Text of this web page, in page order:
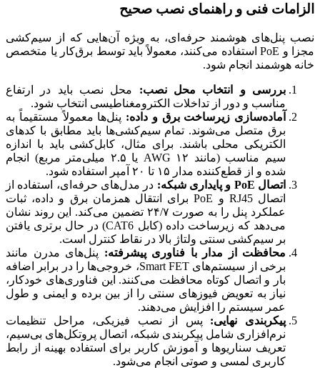
الزامات فنی و راهنمای نصب صحیح
نصب پنل‌های هوشمند حرفه‌ای، به ویژه آن‌هایی که از سیم‌کشی
مجزا و PoE استفاده می‌کنند، معمولاً باید توسط برق‌کار یا متخصص
خانه هوشمند انجام شود.
بررسی و انتخاب محل نصب: محل نصب باید در ارتفاع
مناسب و دور از تداخلات الکترومغناطیسی انتخاب شود.
آماده‌سازی زیرساخت برق و داده: پنل‌ها معمولاً مستقیماً به
برق متصل می‌شوند. تمام سیم‌کشی‌ها باید مطابق با کدهای
الکتریکی محلی باشند. برای مثال، کابل‌کشی باید با اندازه
سیم مناسب (مانند ۱۲ AWG یا ۲.۵ میلی‌متر مربع) انجام
شده و از قطع‌کننده مدار ۱۵ تا ۲۰ آمپر استفاده شود.
اتصال PoE و پایداری شبکه:
در مدل‌های حرفه‌ای، استفاده از
اتصال RJ45 و PoE برای انتقال همزمان برق و داده، ثبات
عملکرد پنل را به صورت ۲۴/۷ تضمین می‌کند. این روند نشان
می‌دهد که زیرساخت داده (کابل CAT6) در حال برتری یافتن
بر سیم‌کشی سنتی ولتاژ بالا در نقاط کنترل است.
محافظت از مدار با فناوری پیشرفته: پنل‌های مدرن مانند
برخی از سیستم‌های Smart FET، خروجی‌ها را در برابر اضافه
بار و اتصال کوتاه محافظت می‌کنند. این فناوری‌های خودکار،
نیاز به تعویض فیوزهای سنتی را از بین برده و ایمنی و طول
عمر سیستم را افزایش می‌دهند.
پیکربندی نهایی: پس از نصب فیزیکی، مراحل تنظیمات
نرم‌افزاری شامل پیکربندی شبکه، اتصال پروتکل‌های بی‌سیم،
تعریف سناریوها و آموزش کاربر برای استفاده بهینه از رابط
کاربری لمسی و صوتی انجام می‌شود.